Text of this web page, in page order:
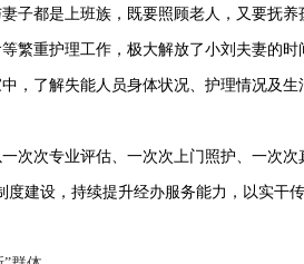
都是上班族，既要照顾老人，又要抚养
繁重护理工作，极大解放了小刘夫妻的时
了解失能人员身体状况、护理情况及生
次专业评估、一次次上门照护、一次次
建设，持续提升经办服务能力，以实干